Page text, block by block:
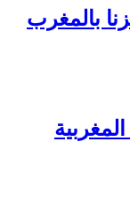
بالمغرب